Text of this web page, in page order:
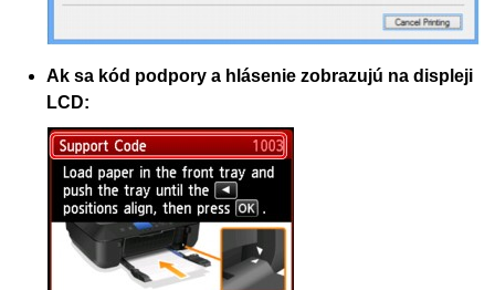
Ak sa kód podpory a hlásenie zobrazujú na displeji
LCD: